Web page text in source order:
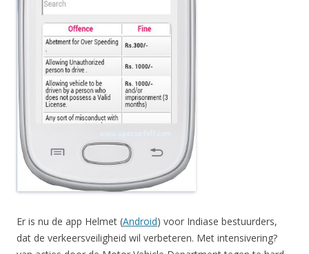
Er is nu de app Helmet (Android) voor Indiase bestuurders,
dat de verkeersveiligheid wil verbeteren. Met intensivering?